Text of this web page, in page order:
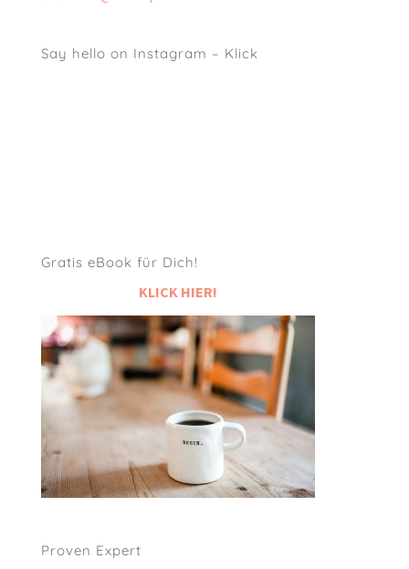
Say hello on Instagram – Klick
Gratis eBook für Dich!
KLICK HIER!
Proven Expert